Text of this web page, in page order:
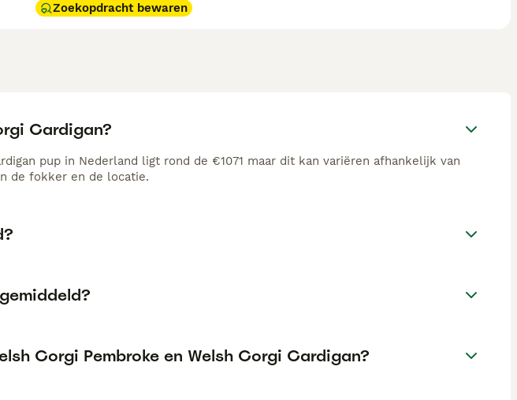
Zoekopdracht bewaren
Cardigan?
pup in Nederland ligt rond de €1071 maar dit kan variëren afhankelijk van
de fokker en de locatie.
Corgi Pembroke en Welsh Corgi Cardigan?